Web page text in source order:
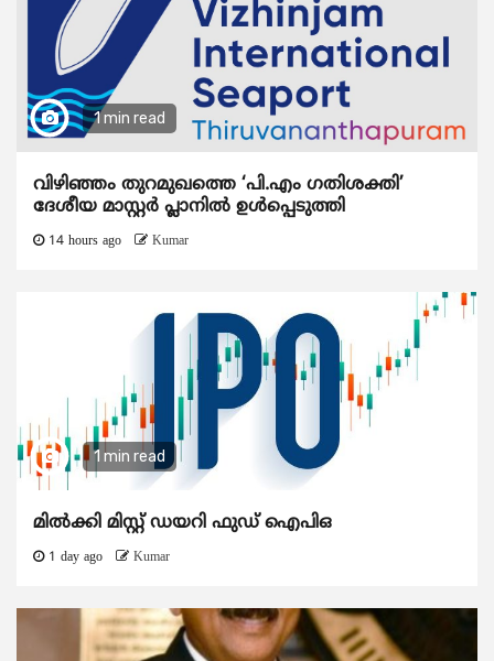
1 min read
വിഴിഞ്ഞം തുറമുഖത്തെ ‘പി.എം ഗതിശക്തി’
ദേശീയ മാസ്റ്റർ പ്ലാനിൽ ഉൾപ്പെടുത്തി
14 hours ago Kumar
1 min read
മിൽക്കി മിസ്റ്റ് ഡയറി ഫുഡ് ഐപിഒ
1 day ago Kumar